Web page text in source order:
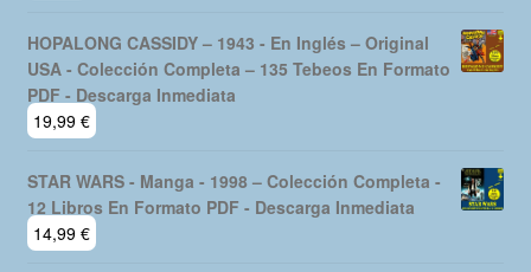
HOPALONG CASSIDY – 1943 - En Inglés – Original
USA - Colección Completa – 135 Tebeos En Formato
PDF - Descarga Inmediata
19,99 €
STAR WARS - Manga - 1998 – Colección Completa -
12 Libros En Formato PDF - Descarga Inmediata
14,99 €